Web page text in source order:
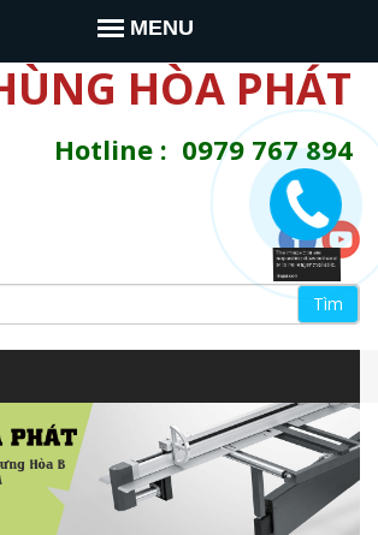
MENU
HÒA PHÁT
Hotline : 0979 767 894